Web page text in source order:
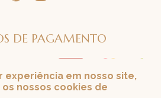
DE PAGAMENTO
experiência em nosso site,
nossos cookies de